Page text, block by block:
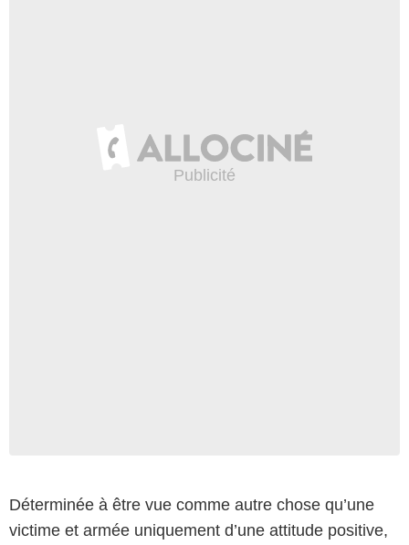
Déterminée à être vue comme autre chose qu’une
victime et armée uniquement d’une attitude positive,